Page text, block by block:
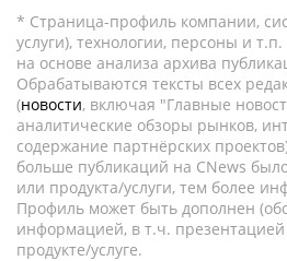
* Страница-профиль компании,
услуги), технологии, персоны и
на основе анализа архива
Обрабатываются тексты всех
(новости, включая "Главные
аналитические обзоры рынков,
содержание партнёрских
больше публикаций на CNews
или продукта/услуги, тем более
Профиль может быть дополнен
информацией, в т.ч.
продукте/услуге.